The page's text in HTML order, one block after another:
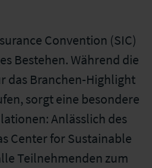
Convention (SIC)
Bestehen. Während die
das Branchen-Highlight
sorgt eine besondere
Anlässlich des
Center for Sustainable
Teilnehmenden zum